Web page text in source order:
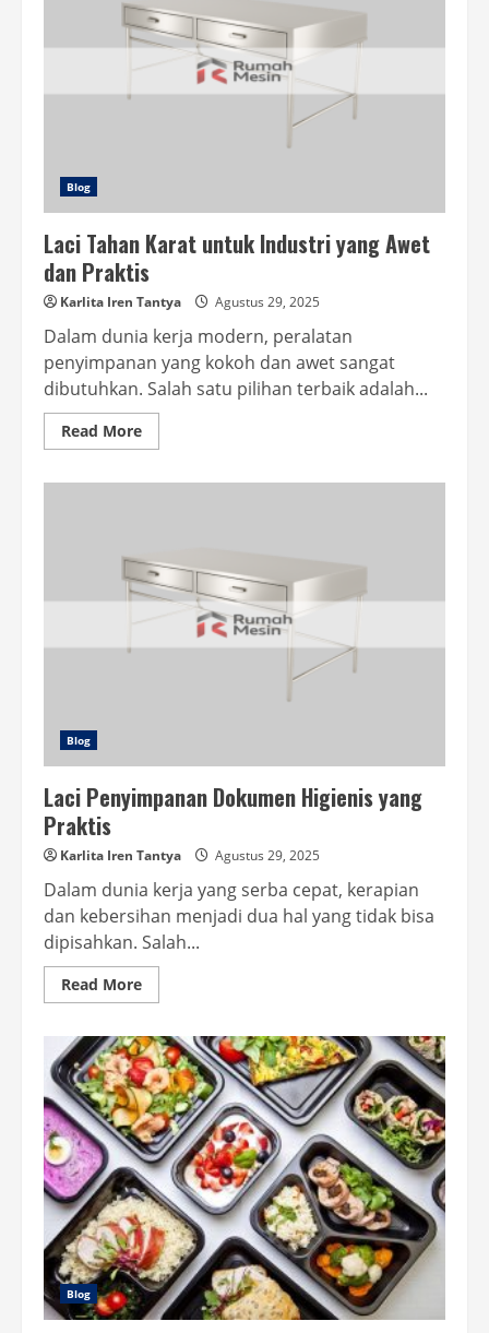
Blog
Laci Tahan Karat untuk Industri yang Awet
dan Praktis
Karlita Iren Tantya Agustus 29, 2025
Dalam dunia kerja modern, peralatan
penyimpanan yang kokoh dan awet sangat
dibutuhkan. Salah satu pilihan terbaik adalah...
Read MoreRead
more
Awet
dan
Praktis
Blog
Laci Penyimpanan Dokumen Higienis yang
Praktis
Karlita Iren Tantya Agustus 29, 2025
Dalam dunia kerja yang serba cepat, kerapian
dan kebersihan menjadi dua hal yang tidak bisa
dipisahkan. Salah...
Read MoreRead
more
Penyimpanan
Dokumen
Higienis
yang
Praktis
Blog